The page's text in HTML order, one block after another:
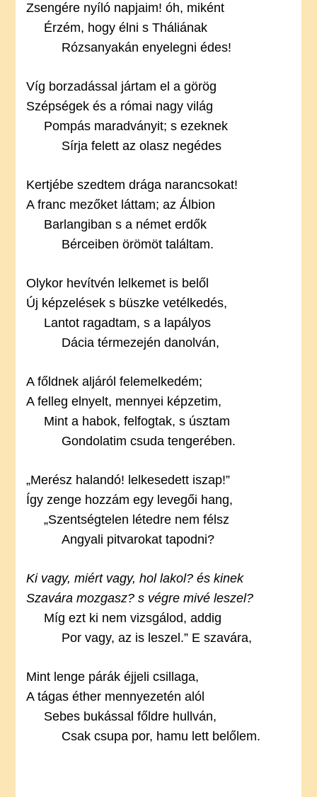
Zsengére nyíló napjaim! óh, miként
Érzém, hogy élni s Tháliának
Rózsanyakán enyelegni édes!
Víg borzadással jártam el a görög
Szépségek és a római nagy világ
Pompás maradványit; s ezeknek
Sírja felett az olasz negédes
Kertjébe szedtem drága narancsokat!
A franc mezőket láttam; az Álbion
Barlangiban s a német erdők
Bérceiben örömöt találtam.
Olykor hevítvén lelkemet is belől
Új képzelések s büszke vetélkedés,
Lantot ragadtam, s a lapályos
Dácia térmezején danolván,
A főldnek aljáról felemelkedém;
A felleg elnyelt, mennyei képzetim,
Mint a habok, felfogtak, s úsztam
Gondolatim csuda tengerében.
„Merész halandó! lelkesedett iszap!”
Így zenge hozzám egy levegői hang,
„Szentségtelen létedre nem félsz
Angyali pitvarokat tapodni?
Ki vagy, miért vagy, hol lakol? és kinek
Szavára mozgasz? s végre mivé leszel?
Míg ezt ki nem vizsgálod, addig
Por vagy, az is leszel.” E szavára,
Mint lenge párák éjjeli csillaga,
A tágas éther mennyezetén alól
Sebes bukással főldre hullván,
Csak csupa por, hamu lett belőlem.